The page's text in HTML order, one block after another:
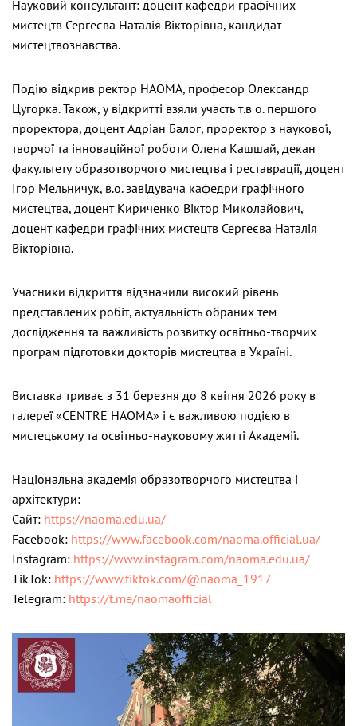
Науковий консультант: доцент кафедри графічних
мистецтв Сергеєва Наталія Вікторівна, кандидат
мистецтвознавства.
Подію відкрив ректор НАОМА, професор Олександр
Цугорка. Також, у відкритті взяли участь т.в о. першого
проректора, доцент Адріан Балог, проректор з наукової,
творчої та інноваційної роботи Олена Кашшай, декан
факультету образотворчого мистецтва і реставрації, доцент
Ігор Мельничук, в.о. завідувача кафедри графічного
мистецтва, доцент Кириченко Віктор Миколайович,
доцент кафедри графічних мистецтв Сергеєва Наталія
Вікторівна.
Учасники відкриття відзначили високий рівень
представлених робіт, актуальність обраних тем
дослідження та важливість розвитку освітньо-творчих
програм підготовки докторів мистецтва в Україні.
Виставка триває з 31 березня до 8 квітня 2026 року в
галереї «CENTRE НАОМА» і є важливою подією в
мистецькому та освітньо-науковому житті Академії.
Національна академія образотворчого мистецтва і
архітектури:
Сайт: https://naoma.edu.ua/
Facebook: https://www.facebook.com/naoma.official.ua/
Instagram: https://www.instagram.com/naoma.edu.ua/
TikTok: https://www.tiktok.com/@naoma_1917
Telegram: https://t.me/naomaofficial